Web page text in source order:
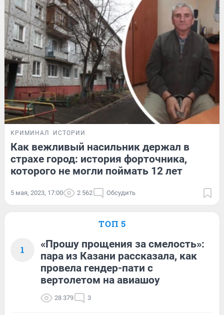
КРИМИНАЛ ИСТОРИИ
Как вежливый насильник держал в
страхе город: история форточника,
которого не могли поймать 12 лет
5 мая, 2023, 17:00 2 562 Обсудить
ТОП 5
1
«Прошу прощения за смелость»:
пара из Казани рассказала, как
провела гендер-пати с
вертолетом на авиашоу
28 379 3